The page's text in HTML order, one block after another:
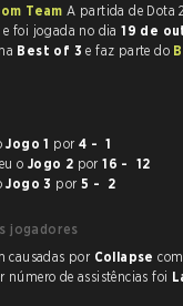
TeamA partida de Dota
e foi jogada no dia19 de
Best of 3e faz parte do
Jogo 1 por 4 - 1
o Jogo 2 por16 - 12
Jogo 3 por 5 - 2
jogadores
causadas por Collapse com
número de assistências foi